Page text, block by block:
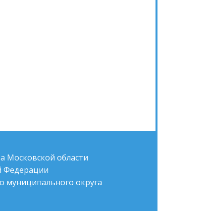
Московской области
Федерации
муниципального округа